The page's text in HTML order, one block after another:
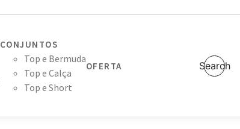
CONJUNTOS
Top e Bermuda
Top e Calça
Top e Short
OFERTA Search